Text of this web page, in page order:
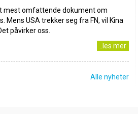
mest omfattende dokument om
Mens USA trekker seg fra FN, vil Kina
påvirker oss.
..les mer
Alle nyheter